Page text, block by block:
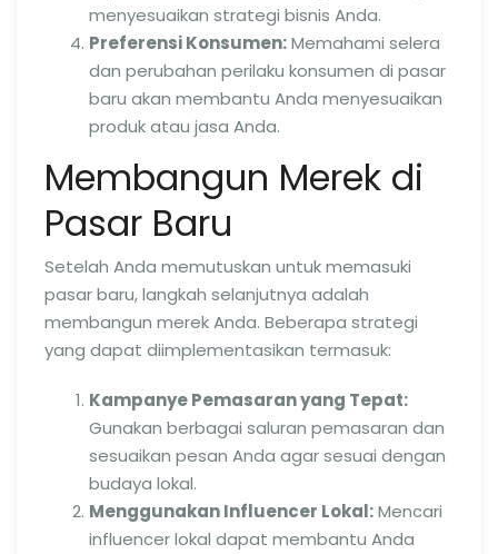
menyesuaikan strategi bisnis Anda.
Preferensi Konsumen:Memahami selera
dan perubahan perilaku konsumen di pasar
baru akan membantu Anda menyesuaikan
produk atau jasa Anda.
Membangun Merek di
Pasar Baru
Setelah Anda memutuskan untuk memasuki
pasar baru, langkah selanjutnya adalah
membangun merek Anda. Beberapa strategi
yang dapat diimplementasikan termasuk:
Kampanye Pemasaran yang Tepat:
Gunakan berbagai saluran pemasaran dan
sesuaikan pesan Anda agar sesuai dengan
budaya lokal.
Menggunakan Influencer Lokal:Mencari
influencer lokal dapat membantu Anda